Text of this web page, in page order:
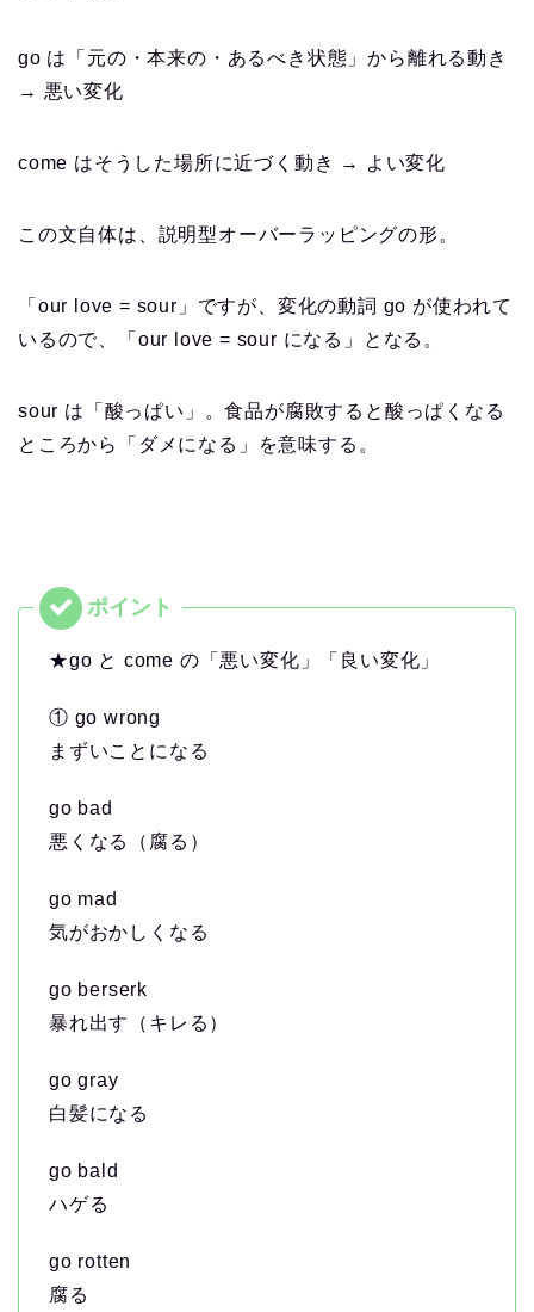
go は「元の・本来の・あるべき状態」から離れる動き
→ 悪い変化
come はそうした場所に近づく動き → よい変化
この文自体は、説明型オーバーラッピングの形。
「our love = sour」ですが、変化の動詞 go が使われて
いるので、「our love = sour になる」となる。
sour は「酸っぱい」。食品が腐敗すると酸っぱくなる
ところから「ダメになる」を意味する。
★go と come の「悪い変化」「良い変化」
① go wrong
まずいことになる
go bad
悪くなる（腐る）
go mad
気がおかしくなる
go berserk
暴れ出す（キレる）
go gray
白髪になる
go bald
ハゲる
go rotten
腐る